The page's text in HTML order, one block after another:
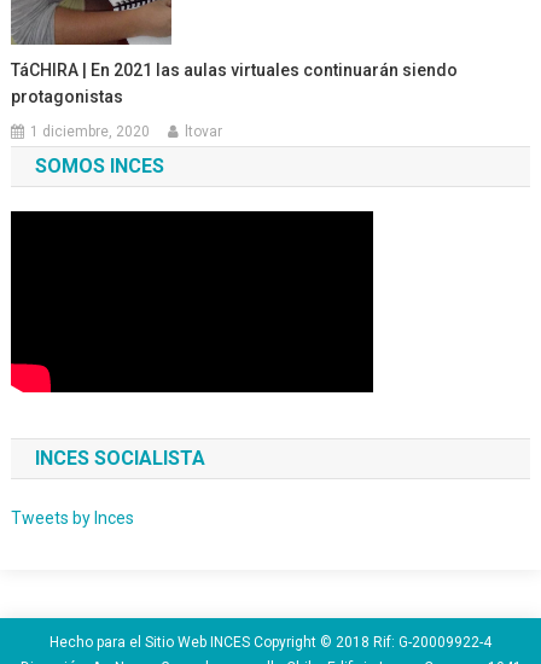
TáCHIRA | En 2021 las aulas virtuales continuarán siendo
protagonistas
1 diciembre, 2020 ltovar
SOMOS INCES
INCES SOCIALISTA
Tweets by Inces
Hecho para el Sitio Web INCES Copyright © 2018 Rif: G-20009922-4